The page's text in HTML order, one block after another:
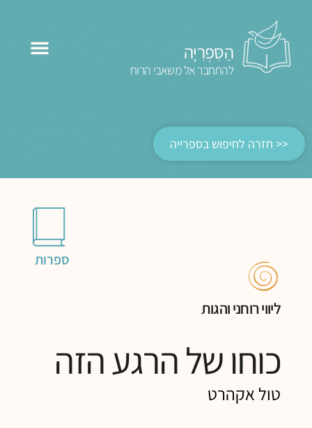
הַסִּפְרִיָּה
להתחבר אל משאבי הרוח
<< חזרה לחיפוש בספרייה
ספרות
ליווי רוחני והגות
כוחו של הרגע הזה
טול אקהרט